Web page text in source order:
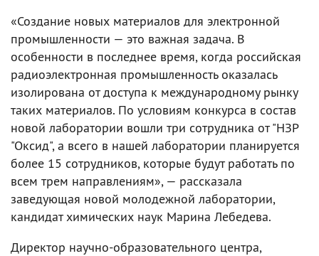
«Создание новых материалов для электронной
промышленности — это важная задача. В
особенности в последнее время, когда российская
радиоэлектронная промышленность оказалась
изолирована от доступа к международному рынку
таких материалов. По условиям конкурса в состав
новой лаборатории вошли три сотрудника от "НЗР
"Оксид", а всего в нашей лаборатории планируется
более 15 сотрудников, которые будут работать по
всем трем направлениям», — рассказала
заведующая новой молодежной лаборатории,
кандидат химических наук Марина Лебедева.
Директор научно-образовательного центра,